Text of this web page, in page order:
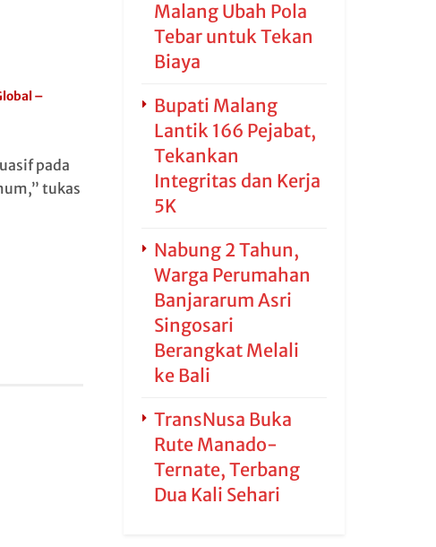
–
pada
tukas
Malang Ubah Pola
Tebar untuk Tekan
Biaya
Bupati Malang
Lantik 166 Pejabat,
Tekankan
Integritas dan Kerja
5K
Nabung 2 Tahun,
Warga Perumahan
Banjararum Asri
Singosari
Berangkat Melali
ke Bali
TransNusa Buka
Rute Manado-
Ternate, Terbang
Dua Kali Sehari